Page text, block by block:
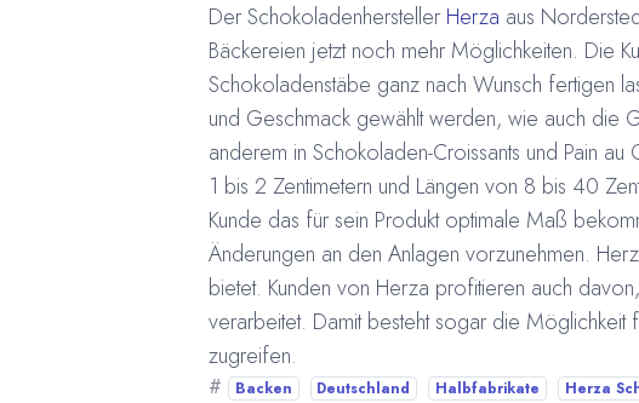
Der Schokoladenhersteller Herza aus
Bäckereien jetzt noch mehr Möglichkeiten. Die
Schokoladenstäbe ganz nach Wunsch fertigen
und Geschmack gewählt werden, wie auch die
anderem in Schokoladen-Croissants und Pain
1 bis 2 Zentimetern und Längen von 8 bis 40
Kunde das für sein Produkt optimale Maß
Änderungen an den Anlagen vorzunehmen.
bietet. Kunden von Herza profitieren auch
verarbeitet. Damit besteht sogar die
zugreifen.
# Backen Deutschland Halbfabrikate Herza